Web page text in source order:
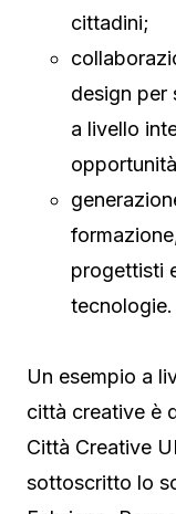
cittadini;
design per
a livello
progettisti
tecnologie.
Un esempio a
città creative è
Città Creative
sottoscritto lo